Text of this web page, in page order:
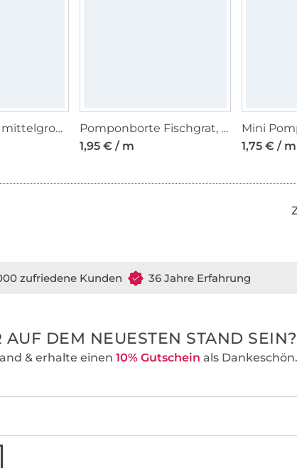
Pomponborte mittelgroß, schwarz 20 mm
Pomponborte Fischgrat, altrosa
1,95 € / m
1,75 € / m
zufriedene Kunden 36 Jahre Erfahrung
DEM NEUESTEN STAND SEIN?
& erhalte einen 10% Gutschein als Dankeschön.